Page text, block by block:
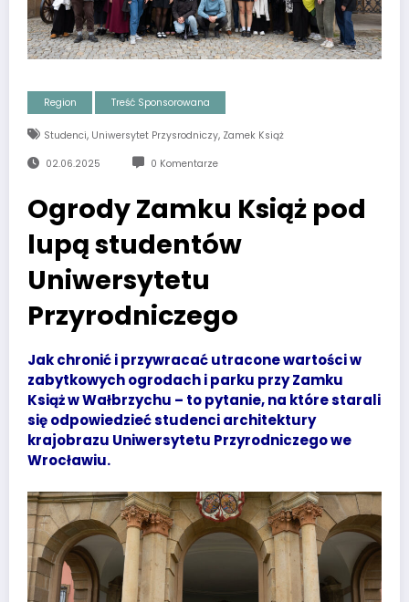
Region Treść Sponsorowana
Studenci, Uniwersytet Przysrodniczy, Zamek Książ
02.06.2025 0 Komentarze
Ogrody Zamku Książ pod
lupą studentów
Uniwersytetu
Przyrodniczego
Jak chronić i przywracać utracone wartości w
zabytkowych ogrodach i parku przy Zamku
Książ w Wałbrzychu – to pytanie, na które starali
się odpowiedzieć studenci architektury
krajobrazu Uniwersytetu Przyrodniczego we
Wrocławiu.